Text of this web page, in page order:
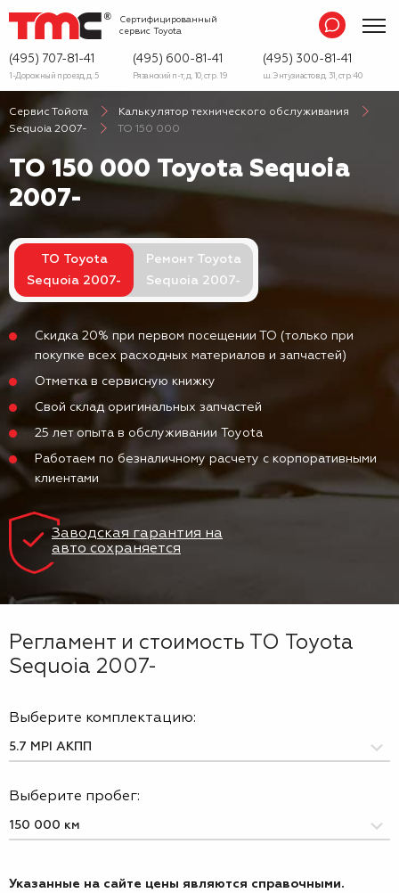
Сертифицированный
сервис Toyota
(495) 707-81-41
1-Дорожный проезд, д. 5
(495) 600-81-41
Рязанский п-т, д. 10, стр. 19
(495) 300-81-41
ш. Энтузиастов д. 31, стр. 40
Сервис Тойота
Калькулятор технического обслуживания
Sequoia 2007-
ТО 150 000
ТО 150 000 Toyota Sequoia
2007-
ТО Toyota
Sequoia 2007-
Ремонт Toyota
Sequoia 2007-
Скидка 20% при первом посещении ТО (только при
покупке всех расходных материалов и запчастей)
Отметка в сервисную книжку
Свой склад оригинальных запчастей
25 лет опыта в обслуживании Toyota
Работаем по безналичному расчету с корпоративными
клиентами
Заводская гарантия на
авто сохраняется
Регламент и стоимость ТО Toyota
Sequoia 2007-
Выберите комплектацию:
Выберите пробег:
Указанные на сайте цены являются справочными.